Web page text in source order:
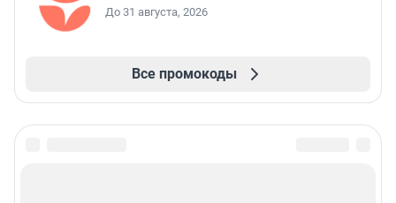
До 31 августа, 2026
Все промокоды